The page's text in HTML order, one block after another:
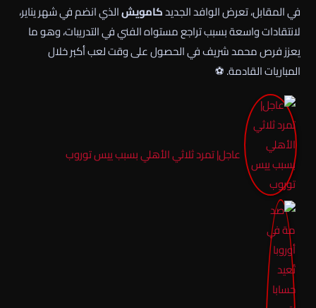
في المقابل، تعرض الوافد الجديدكامويشالذي انضم في شهر يناير،
لانتقادات واسعة بسبب تراجع مستواه الفني في التدريبات، وهو ما
يعزز فرص محمد شريف في الحصول على وقت لعب أكبر خلال
المباريات القادمة. ⚽
عاجل| تمرد ثلاثي الأهلي بسبب ييس توروب